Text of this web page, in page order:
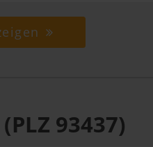
93437)